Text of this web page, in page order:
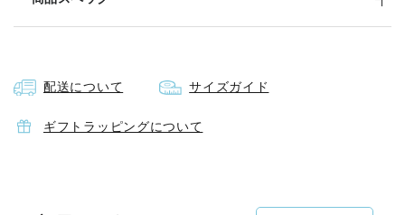
綿100%
サイズ
配送について サイズガイド
ギフトラッピングについて